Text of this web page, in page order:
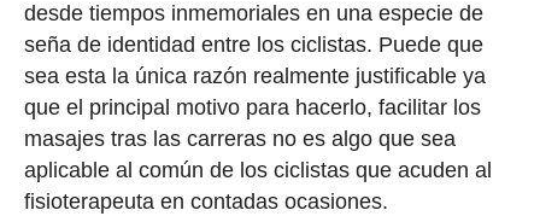
desde tiempos inmemoriales en una especie de
seña de identidad entre los ciclistas. Puede que
sea esta la única razón realmente justificable ya
que el principal motivo para hacerlo, facilitar los
masajes tras las carreras no es algo que sea
aplicable al común de los ciclistas que acuden al
fisioterapeuta en contadas ocasiones.